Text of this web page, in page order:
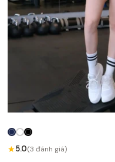
★5.0(3 đánh giá)